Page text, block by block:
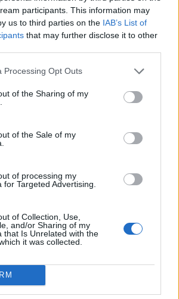
participants. This information may
us to third parties on the IAB’s List of
that may further disclose it to other
Processing Opt Outs
of the Sharing of my
of the Sale of my
of processing my
for Targeted Advertising.
of Collection, Use,
and/or Sharing of my
that Is Unrelated with the
it was collected.
18:36
simonzoli13
kommunikáció címszó alatt produkál az a
részvény szempontjából teljesen
Konkrétan a vicc kategótiát sem
A szánalom és a megvetés közül dönteni
jelző. Szakácspista meg Bedezsóti önhöz
lenne a magyar politika platformján.
primitívség, naponta pálfordulás és alja
legkártékonyabb szintje amit képvisel.
is akarok olyan kifejezést leírni ami minősíti.